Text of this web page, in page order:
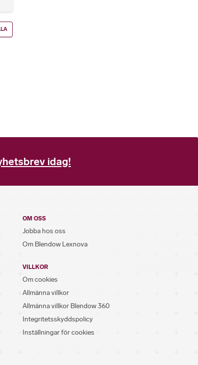
idag!
OM OSS
Jobba hos oss
Om Blendow Lexnova
VILLKOR
Om cookies
Allmänna villkor
Allmänna villkor Blendow 360
Integritetsskyddspolicy
Inställningar för cookies